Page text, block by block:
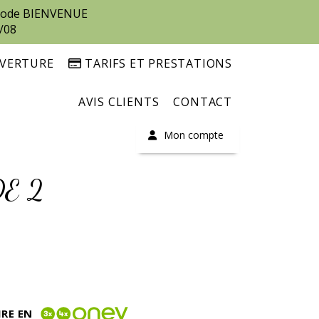
BIENVENUE
Mon compte
TARIFS ET PRESTATIONS
AVIS CLIENTS CONTACT
2
EN